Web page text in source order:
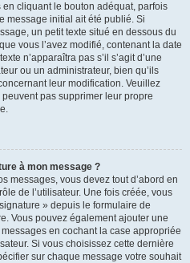
cliquant le bouton adéquat, parfois
message initial ait été publié. Si
un petit texte situé en dessous du
vous l’avez modifié, contenant la date
n’apparaîtra pas s’il s’agit d’une
ou un administrateur, bien qu’ils
leur modification. Veuillez
pas supprimer leur propre
à mon message ?
messages, vous devez tout d’abord en
de l’utilisateur. Une fois créée, vous
» depuis le formulaire de
Vous pouvez également ajouter une
en cochant la case appropriée
Si vous choisissez cette dernière
sur chaque message votre souhait